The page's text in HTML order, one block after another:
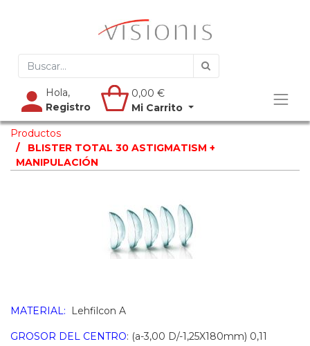
Hola,
Registro
0,00 €
Mi Carrito
Productos
BLISTER TOTAL 30 ASTIGMATISM +
MANIPULACIÓN
MATERIAL: Lehfilcon A
GROSOR DEL CENTRO: (a-3,00 D/-1,25X180mm) 0,11